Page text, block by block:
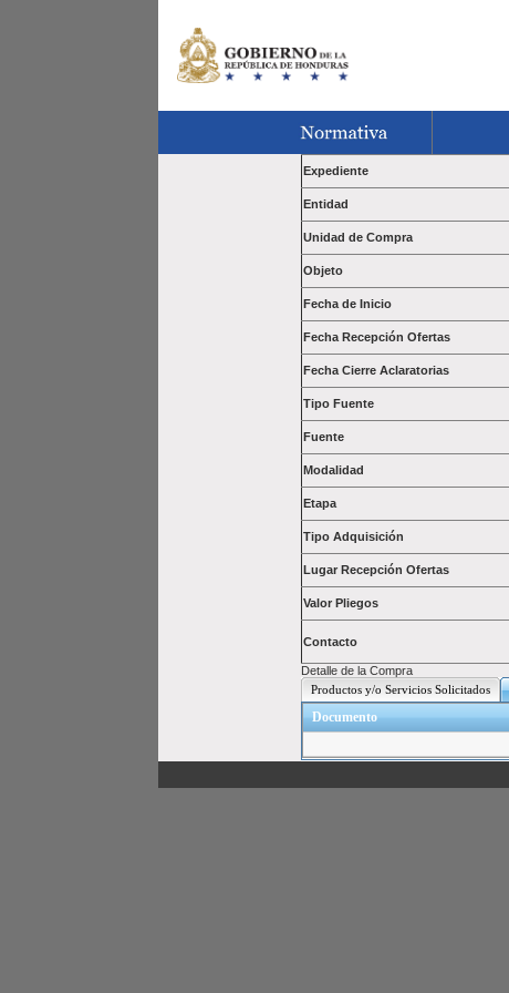
Expediente
Entidad
Unidad de Compra
Objeto
Fecha de Inicio
Fecha Recepción Ofertas
Fecha Cierre Aclaratorias
Tipo Fuente
Fuente
Modalidad
Etapa
Tipo Adquisición
Lugar Recepción Ofertas
Valor Pliegos
Contacto
Detalle de la Compra
Productos y/o Servicios Solicitados
Documento